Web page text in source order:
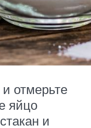
и отмерьте
яйцо
и